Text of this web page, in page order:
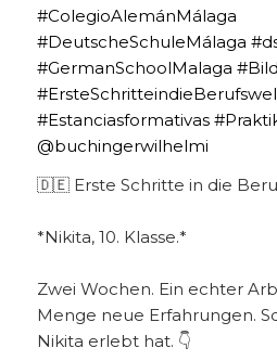
🇩🇪 Erste Schritte in die
*Nikita, 10. Klasse.*
Zwei Wochen. Ein echter
Menge neue Erfahrungen.
Nikita erlebt hat. 👇